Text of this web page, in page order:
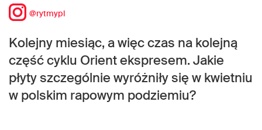
@rytmypl
Kolejny miesiąc, a więc czas na kolejną
część cyklu Orient ekspresem. Jakie
płyty szczególnie wyróżniły się w kwietniu
w polskim rapowym podziemiu?